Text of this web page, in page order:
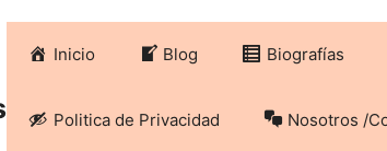
Inicio Blog Biografías
Politica de Privacidad Nosotros /